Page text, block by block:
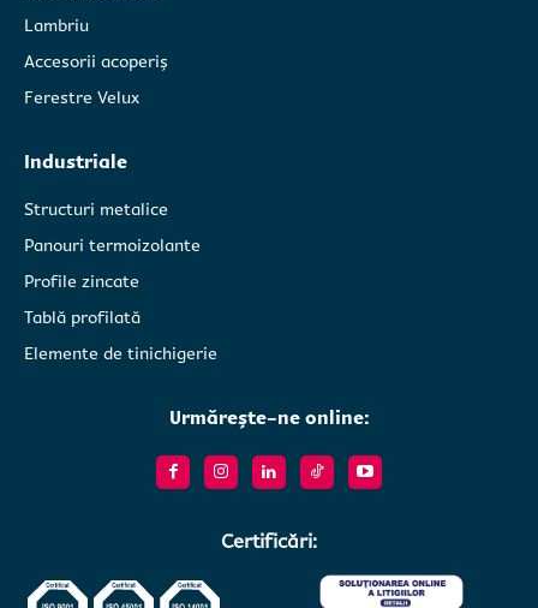
Lambriu
Accesorii acoperiș
Ferestre Velux
Industriale
Structuri metalice
Panouri termoizolante
Profile zincate
Tablă profilată
Elemente de tinichigerie
Urmărește-ne online:
Certificări: